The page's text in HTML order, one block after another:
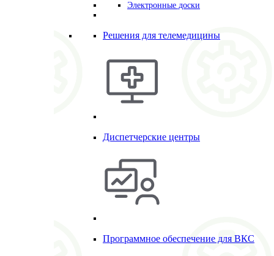
Электронные доски
Решения для телемедицины
Диспетчерские центры
Программное обеспечение для ВКС